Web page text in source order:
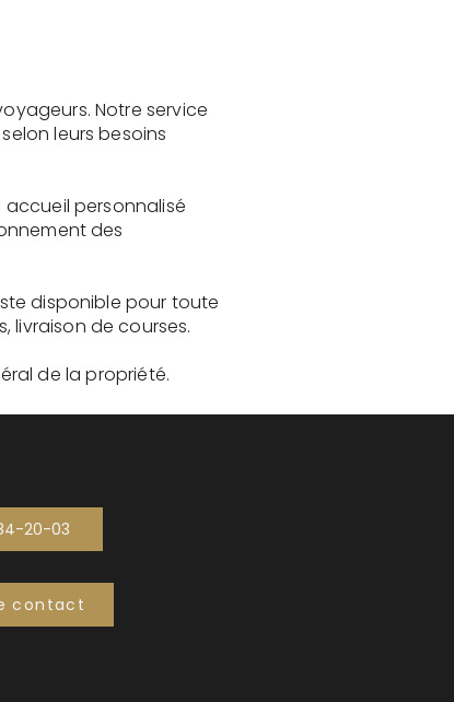
Notre service
leurs besoins
personnalisé
des
disponible pour toute
de courses.
de la propriété.
20-03
contact